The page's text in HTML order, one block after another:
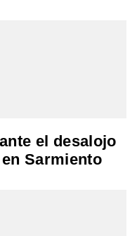
el desalojo
Sarmiento